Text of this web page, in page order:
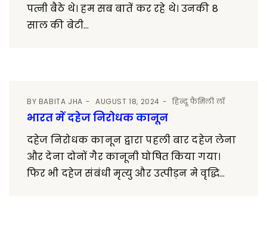
पत्नी बैठे थे। हम सब बातें कर रहे थे। उनकी 8
साल की बेटी...
BY BABITA JHA AUGUST 18, 2024 हिन्दू फैमिली लॉ
भारत में दहेज निरोधक कानून
दहेज निरोधक कानून द्वारा पहली बार दहेज लेना
और देना दोनों गैर कानूनी घोषित किया गया।
फिर भी दहेज संबंधी मृत्यु और उत्पीड़न मे वृद्धि...